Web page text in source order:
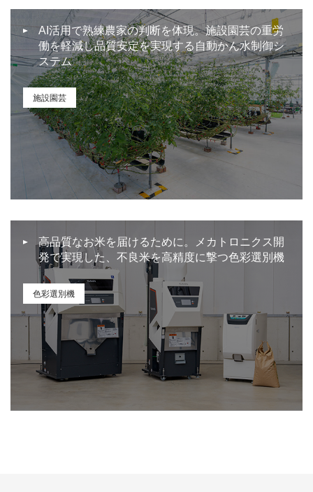
AI活用で熟練農家の判断を体現。施設園芸の重労
働を軽減し品質安定を実現する自動かん水制御シ
ステム
施設園芸
高品質なお米を届けるために。メカトロニクス開
発で実現した、不良米を高精度に撃つ色彩選別機
色彩選別機